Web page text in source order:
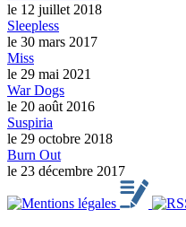
le 12 juillet 2018
Sleepless
le 30 mars 2017
Miss
le 29 mai 2021
War Dogs
le 20 août 2016
Suspiria
le 29 octobre 2018
Burn Out
le 23 décembre 2017